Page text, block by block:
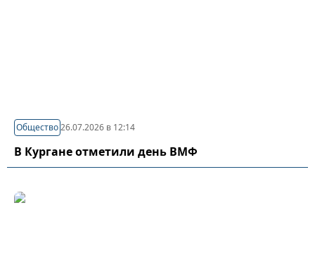
Общество26.07.2026 в 12:14
В Кургане отметили день ВМФ